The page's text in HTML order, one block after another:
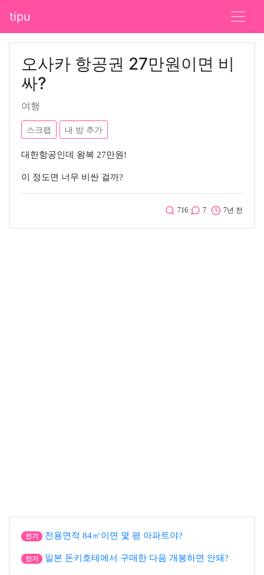
tipu
오사카 항공권 27만원이면 비
싸?
여행
스크랩 내 방 추가
대한항공인데 왕복 27만원!
이 정도면 너무 비싼 걸까?
716 7 7년 전
인기 전용면적 84㎡이면 몇 평 아파트야?
인기 일본 돈키호테에서 구매한 다음 개봉하면 안돼?